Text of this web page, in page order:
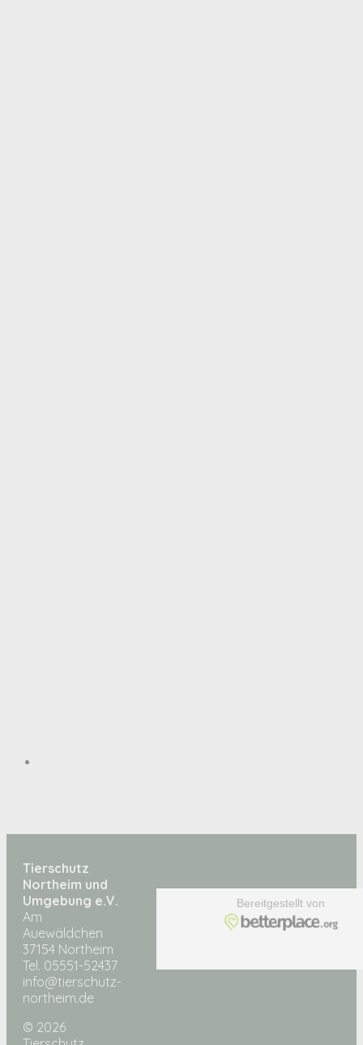
Tierschutz
Northeim und
Umgebung e.V.
Am
Auewäldchen
37154 Northeim
Tel. 05551-52437
info@tierschutz-
northeim.de
© 2026